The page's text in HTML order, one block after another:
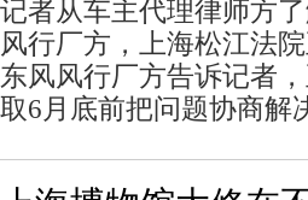
记者从车主代理律师方
风行厂方，上海松江法
东风风行厂方告诉记者
取6月底前把问题协商解